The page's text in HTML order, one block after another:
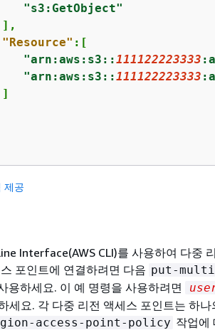
"s3:GetObject"
"Resource" :[
"arn:aws:s3::111122223333
"arn:aws:s3::111122223333
제공
Interface(AWS CLI)를 사용하여 다중
포인트에 연결하려면 다음 put-
용하세요. 이 예 명령을 사용하려면
세요. 각 다중 리전 액세스 포인트는 하
access-point-policy 작업에